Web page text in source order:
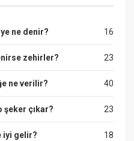
16
ne denir?
23
zehirler?
40
ne verilir?
23
şeker çıkar?
18
iyi gelir?